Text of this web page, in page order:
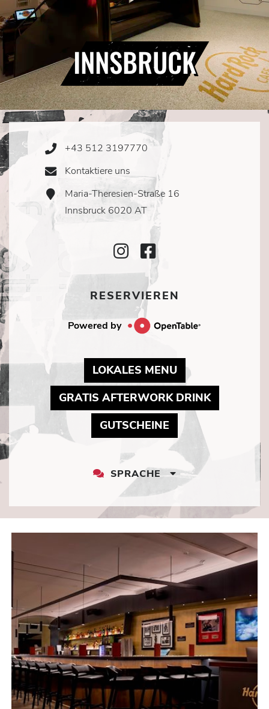
INNSBRUCK
Phone
+43 512 3197770
Email
Kontaktiere uns
Address
Icon
Maria-Theresien-Straße 16
Innsbruck 6020 AT
Instagram
Icon
Facebook
Icon
RESERVIEREN
Powered by
LOKALES MENUMAY LINK TO
GRATIS AFTERWORK DRINKMAY LINK
GUTSCHEINE MAY LINK TO
SPRACHE
LANGUAGE